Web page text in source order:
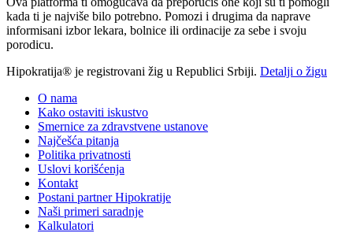
kada ti je najviše bilo potrebno. Pomozi i drugima da naprave
informisani izbor lekara, bolnice ili ordinacije za sebe i svoju
porodicu.
Hipokratija® je registrovani žig u Republici Srbiji. Detalji o žigu
O nama
Kako ostaviti iskustvo
Smernice za zdravstvene ustanove
Najčešća pitanja
Politika privatnosti
Uslovi korišćenja
Kontakt
Postani partner Hipokratije
Naši primeri saradnje
Kalkulatori